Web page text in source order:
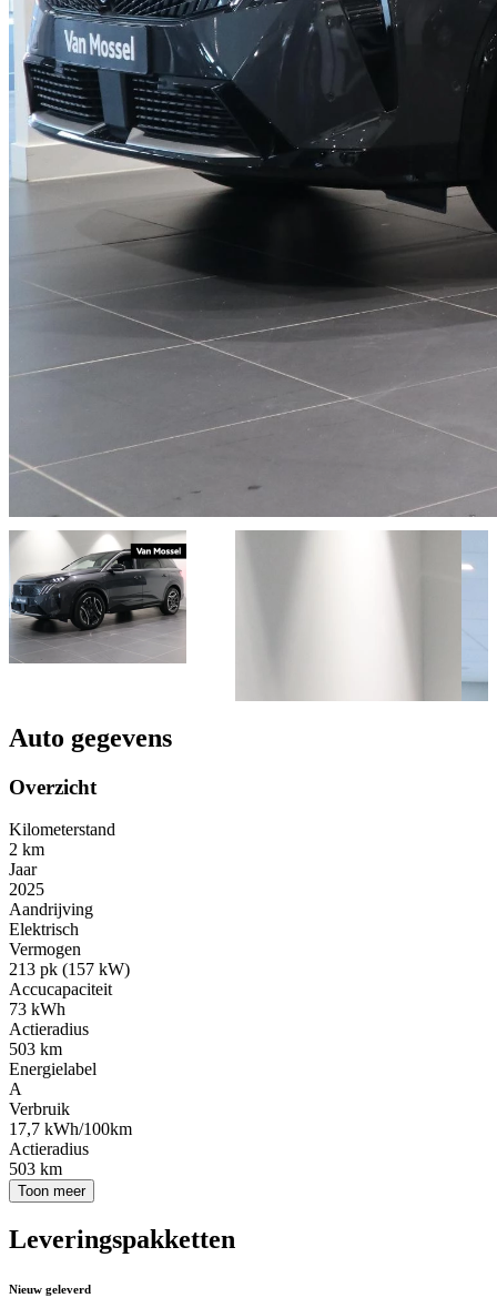
Auto gegevens
Overzicht
Kilometerstand
2 km
Jaar
2025
Aandrijving
Elektrisch
Vermogen
213 pk (157 kW)
Accucapaciteit
73 kWh
Actieradius
503 km
Energielabel
A
Verbruik
17,7 kWh/100km
Actieradius
503 km
Toon meer
Leveringspakketten
Nieuw geleverd